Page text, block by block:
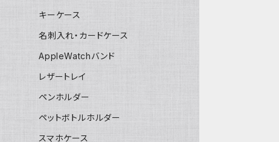
キーケース
名刺入れ・カードケース
AppleWatchバンド
レザートレイ
ペンホルダー
ペットボトルホルダー
スマホケース